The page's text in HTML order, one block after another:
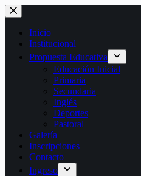
Saltar
al
contenido
Inicio
Institucional
Propuesta Educativa
Educación Inicial
Primaria
Secundaria
Inglés
Deportes
Pastoral
Galería
Inscripciones
Contacto
Ingreso